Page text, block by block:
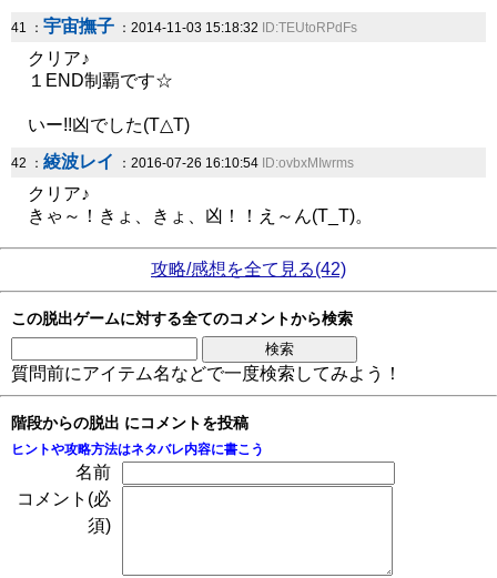
41 ： 宇宙撫子 ：2014-11-03 15:18:32 ID:TEUtoRPdFs
クリア♪
１END制覇です☆
いー!!凶でした(T△T)
42 ： 綾波レイ ：2016-07-26 16:10:54 ID:ovbxMIwrms
クリア♪
きゃ～！きょ、きょ、凶！！え～ん(T_T)。
攻略/感想を全て見る(42)
この脱出ゲームに対する全てのコメントから検索
質問前にアイテム名などで一度検索してみよう！
階段からの脱出 にコメントを投稿
ヒントや攻略方法はネタバレ内容に書こう
名前
コメント(必
須)